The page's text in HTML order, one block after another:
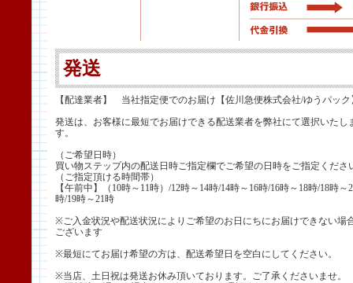
発送
【配達業者】 当社指定便でのお届け【佐川急便株式会社/ゆうパック
発送は、お客様に最短でお届けできる配送業者を弊社にて選択いたし
す。
（ご希望日時）
買い物ステップ内の配送日時ご指定欄でご希望の日時をご指定くださ
（ご指定頂ける時間帯）
【午前中】（10時～11時）/12時～14時/14時～16時/16時～18時/18時～
時/19時～21時
※ご入金状況や配送状況によりご希望のお日にちにお届けできない場
ございます
※最短にてお届け希望の方は、配送希望日を空白にしてください。
※当店、土日祝は発送お休み頂いております。ご了承くださいませ。